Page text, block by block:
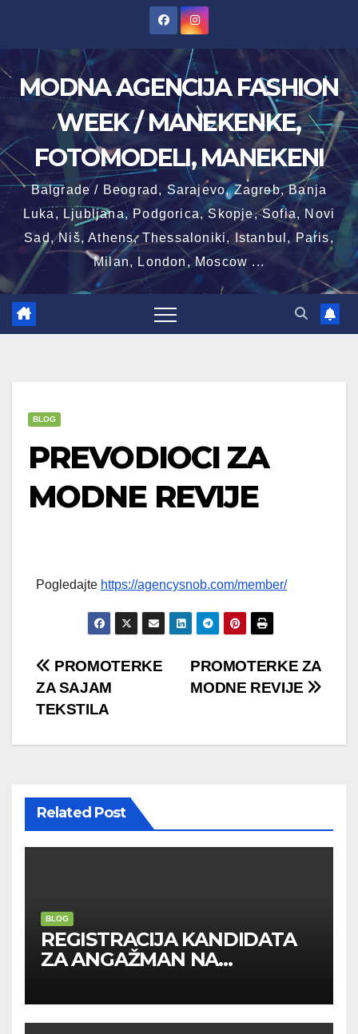
content
MODNA AGENCIJA FASHION
WEEK / MANEKENKE,
FOTOMODELI, MANEKENI
Balgrade / Beograd, Sarajevo, Zagreb, Banja
Luka, Ljubljana, Podgorica, Skopje, Sofia, Novi
Sad, Niš, Athens, Thessaloniki, Istanbul, Paris,
Milan, London, Moscow ...
BLOG
PREVODIOCI ZA
MODNE REVIJE
Pogledajte https://agencysnob.com/member/
Post
navigation
PROMOTERKE ZA
MODNE REVIJE
PROMOTERKE
ZA SAJAM
TEKSTILA
Related Post
BLOG
REGISTRACIJA KANDIDATA
ZA ANGAŽMAN NA